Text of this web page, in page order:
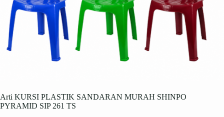
Arti KURSI PLASTIK SANDARAN MURAH SHINPO
PYRAMID SIP 261 TS